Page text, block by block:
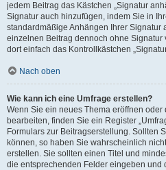
jedem Beitrag das Kästchen „Signatur
Signatur auch hinzufügen, indem Sie in
standardmäßige Anhängen Ihrer Signatur
einzelnen Beitrag dennoch ohne Signatur
dort einfach das Kontrollkästchen
Nach oben
Wie kann ich eine Umfrage erstellen?
Wenn Sie ein neues Thema eröffnen
bearbeiten, finden Sie ein Register
Formulars zur Beitragserstellung. Sollten
können, so haben Sie wahrscheinlich
erstellen. Sie sollten einen Titel und
die entsprechenden Felder eingeben und